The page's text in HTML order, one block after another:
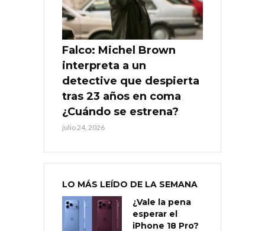
Falco: Michel Brown
interpreta a un
detective que despierta
tras 23 años en coma
¿Cuándo se estrena?
julio 24, 2026
LO MÁS LEÍDO DE LA SEMANA
¿Vale la pena
esperar el
iPhone 18 Pro?